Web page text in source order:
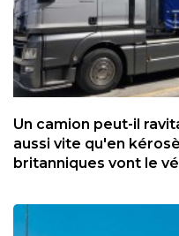
Un camion peut-il
aussi vite qu'en
britanniques vont le